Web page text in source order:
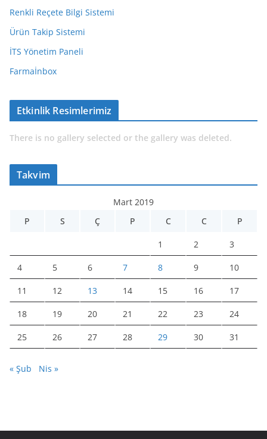
Renkli Reçete Bilgi Sistemi
Ürün Takip Sistemi
İTS Yönetim Paneli
Farmaİnbox
Etkinlik Resimlerimiz
There is no gallery selected or the gallery was deleted.
Takvim
Mart 2019
P
S Ç P C C P
1 2 3
4 5 6 7 8 9 10
11 12 13 14 15 16 17
18 19 20 21 22 23 24
25 26 27 28 29 30 31
« Şub Nis »